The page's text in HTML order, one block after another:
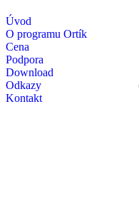
Úvod
O programu Ortík
Cena
Podpora
Download
Odkazy
Kontakt